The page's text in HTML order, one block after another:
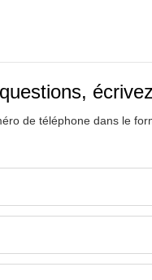
de téléphone dans le